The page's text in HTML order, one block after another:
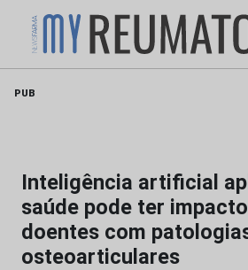
PUB
Inteligência artificial
saúde pode ter
doentes com
osteoarticulares